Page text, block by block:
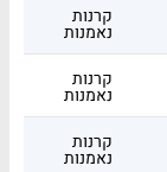
קרנות
נאמנות
קרנות
נאמנות
קרנות
נאמנות